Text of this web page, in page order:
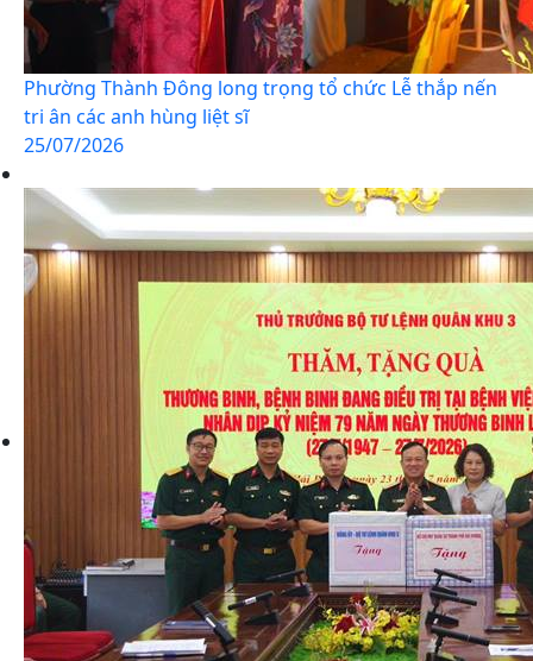
Phường Thành Đông long trọng tổ chức Lễ thắp nến
tri ân các anh hùng liệt sĩ
25/07/2026